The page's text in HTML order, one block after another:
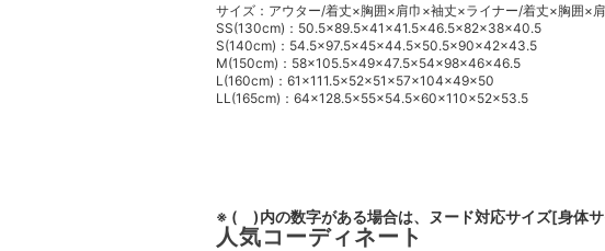
サイズ：アウター/着丈×胸囲×肩巾×袖丈×ライナー/着丈×胸囲×
SS(130cm)：50.5×89.5×41×41.5×46.5×82×38×40.5
S(140cm)：54.5×97.5×45×44.5×50.5×90×42×43.5
M(150cm)：58×105.5×49×47.5×54×98×46×46.5
L(160cm)：61×111.5×52×51×57×104×49×50
LL(165cm)：64×128.5×55×54.5×60×110×52×53.5
※ ( )内の数字がある場合は、ヌード対応サイズ[身体サ
人気コーディネート